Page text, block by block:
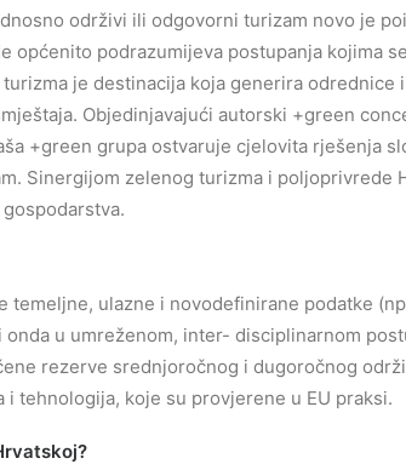
održivi ili odgovorni turizam novo je
općenito podrazumijeva postupanja kojima
je destinacija koja generira
Objedinjavajući autorski +green
+green grupa ostvaruje cjelovita rješenja
Sinergijom zelenog turizma i poljoprivrede
ulazne i novodefinirane podatke
u umreženom, inter- disciplinarnom
rezerve srednjoročnog i dugoročnog
tehnologija, koje su provjerene u EU praksi.